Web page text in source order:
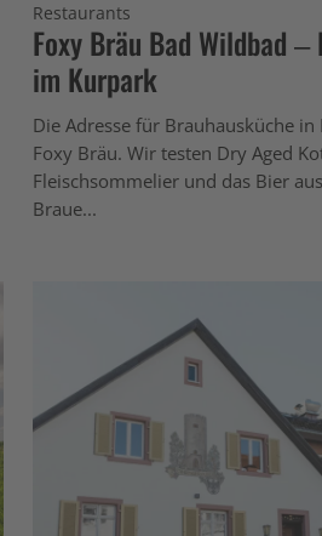
Restaurants
Foxy Bräu Bad Wildbad
im Kurpark
Die Adresse für Brauhausküche
Foxy Bräu. Wir testen Dry Aged
Fleischsommelier und das Bier
Braue...